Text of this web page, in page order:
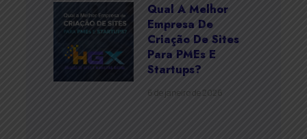
Qual A Melhor
Empresa De
Criação De Sites
Para PMEs E
Startups?
6 de janeiro de 2026